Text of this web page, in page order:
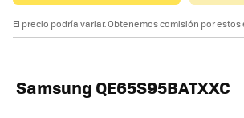
El precio podría variar. Obtenemos comisión por
Samsung QE65S95BATXXC